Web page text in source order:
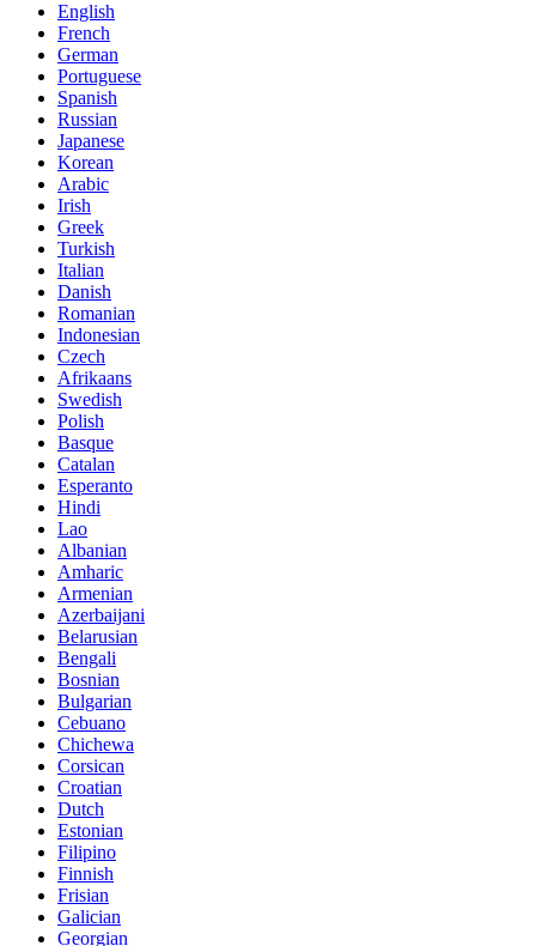
English
French
German
Portuguese
Spanish
Russian
Japanese
Korean
Arabic
Irish
Greek
Turkish
Italian
Danish
Romanian
Indonesian
Czech
Afrikaans
Swedish
Polish
Basque
Catalan
Esperanto
Hindi
Lao
Albanian
Amharic
Armenian
Azerbaijani
Belarusian
Bengali
Bosnian
Bulgarian
Cebuano
Chichewa
Corsican
Croatian
Dutch
Estonian
Filipino
Finnish
Frisian
Galician
Georgian